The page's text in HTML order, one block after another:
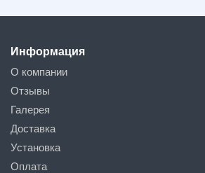
Информация
О компании
Отзывы
Галерея
Доставка
Установка
Оплата